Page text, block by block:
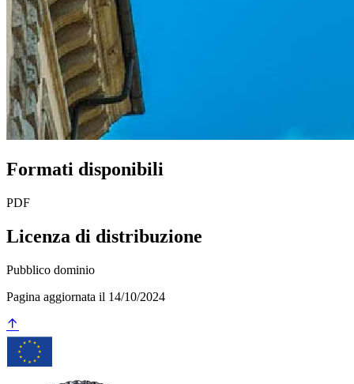
Formati disponibili
PDF
Licenza di distribuzione
Pubblico dominio
Pagina aggiornata il 14/10/2024